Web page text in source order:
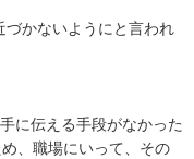
かないようにと言われ
に伝える手段がなかった
、職場にいって、その